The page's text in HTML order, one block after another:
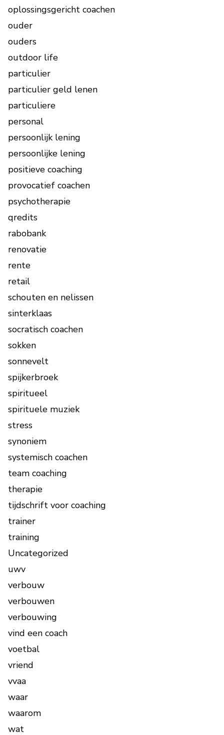
oplossingsgericht coachen
ouder
ouders
outdoor life
particulier
particulier geld lenen
particuliere
personal
persoonlijk lening
persoonlijke lening
positieve coaching
provocatief coachen
psychotherapie
qredits
rabobank
renovatie
rente
retail
schouten en nelissen
sinterklaas
socratisch coachen
sokken
sonnevelt
spijkerbroek
spiritueel
spirituele muziek
stress
synoniem
systemisch coachen
team coaching
therapie
tijdschrift voor coaching
trainer
training
Uncategorized
uwv
verbouw
verbouwen
verbouwing
vind een coach
voetbal
vriend
vvaa
waar
waarom
wat